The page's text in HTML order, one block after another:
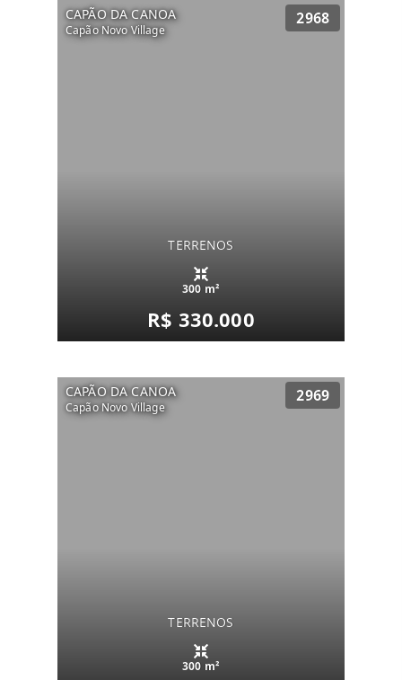
CAPÃO DA CANOA
Capão Novo Village
2968
TERRENOS
300 m²
R$ 330.000
CAPÃO DA CANOA
Capão Novo Village
2969
TERRENOS
300 m²